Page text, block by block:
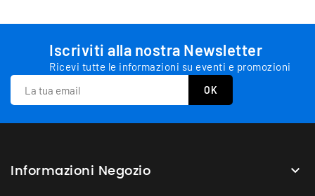
Iscriviti alla nostra Newsletter
Ricevi tutte le informazioni su eventi e promozioni
Informazioni Negozio
